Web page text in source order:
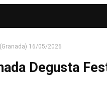
16/05/2026
Degusta